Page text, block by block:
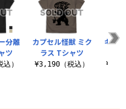
分離
ツ
）
カプセル怪獣 ミク
ラス Tシャツ
¥3,190（税込）
キン